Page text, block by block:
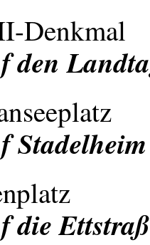
Denkmal
den
die